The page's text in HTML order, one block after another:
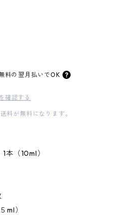
料の 翌月払いでOK
確認する
が無料になります。
本（10ml）
ml）